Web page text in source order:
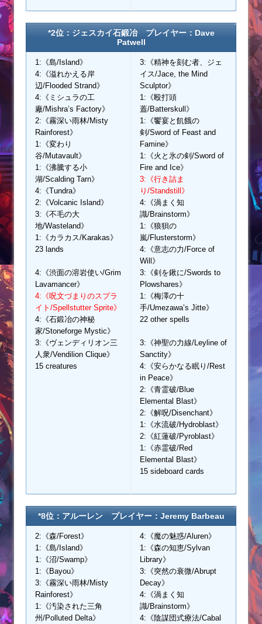
*2位：ジェスカイ石鍛冶 プレイヤー：Dave
Patwell
1:《島/Island》
4:《溢れかえる岸
辺/Flooded Strand》
4:《ミシュラの工
廠/Mishra’s Factory》
2:《霧深い雨林/Misty
Rainforest》
1:《変わり
谷/Mutavault》
1:《沸騰する小
湖/Scalding Tarn》
4:《Tundra》
2:《Volcanic Island》
3:《不毛の大
地/Wasteland》
1:《カラカス/Karakas》
23 lands
4:《渋面の溶岩使い/Grim
Lavamancer》
4:《呪文づまりのスプラ
イト/Spellstutter Sprite》
4:《石鍛冶の神秘
家/Stoneforge Mystic》
3:《ヴェンディリオン三
人衆/Vendilion Clique》
15 creatures
3:《精神を刻む者、ジェ
イス/Jace, the Mind
Sculptor》
1:《殴打頭
蓋/Batterskull》
1:《饗宴と飢餓の
剣/Sword of Feast and
Famine》
1:《火と氷の剣/Sword of
Fire and Ice》
3:《行き詰ま
り/Standstill》
4:《渦まく知
識/Brainstorm》
1:《狼狽の
嵐/Flusterstorm》
4:《意志の力/Force of
Will》
3:《剣を鍬に/Swords to
Plowshares》
1:《梅澤の十
手/Umezawa’s Jitte》
22 other spells
3:《神聖の力線/Leyline of
Sanctity》
4:《安らかなる眠り/Rest
in Peace》
2:《青霊破/Blue
Elemental Blast》
2:《解呪/Disenchant》
1:《水流破/Hydroblast》
2:《紅蓮破/Pyroblast》
1:《赤霊破/Red
Elemental Blast》
15 sideboard cards
*8位：アルーレン プレイヤー：Jeremy Barbeau
2:《森/Forest》
1:《島/Island》
1:《沼/Swamp》
1:《Bayou》
3:《霧深い雨林/Misty
Rainforest》
1:《汚染された三角
州/Polluted Delta》
4:《魔の魅惑/Aluren》
1:《森の知恵/Sylvan
Library》
3:《突然の衰微/Abrupt
Decay》
4:《渦まく知
識/Brainstorm》
4:《陰謀団式療法/Cabal